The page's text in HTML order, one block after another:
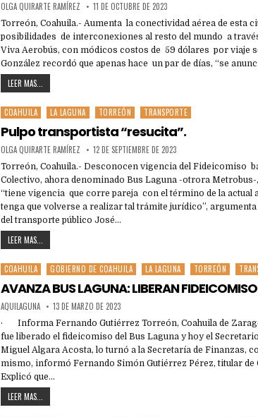
OLGA QUIRARTE RAMÍREZ 11 DE OCTUBRE DE 2023
Torreón, Coahuila.- Aumenta la conectividad aérea de esta
posibilidades de interconexiones al resto del mundo a
Viva Aerobús, con módicos costos de 59 dólares por viaje
González recordó que apenas hace un par de días, “se
LEER MAS...
Posted
in
COAHUILA LA LAGUNA TORREÓN TRANSPORTE
Pulpo transportista “resucita”.
OLGA QUIRARTE RAMÍREZ 12 DE SEPTIEMBRE DE 2023
Torreón, Coahuila.- Desconocen vigencia del Fideicomiso
Colectivo, ahora denominado Bus Laguna -otrora
“tiene vigencia que corre pareja con el término de la actual
tenga que volverse a realizar tal trámite jurídico”,
del transporte público José…
LEER MAS...
Posted
in
COAHUILA GOBIERNO DE COAHUILA LA LAGUNA TORREÓN
AVANZA BUS LAGUNA: LIBERAN
AQUILAGUNA 13 DE MARZO DE 2023
· Informa Fernando Gutiérrez Torreón, Coahuila de
fue liberado el fideicomiso del Bus Laguna y hoy el
Miguel Algara Acosta, lo turnó a la Secretaría de Finanzas,
mismo, informó Fernando Simón Gutiérrez Pérez, titular
Explicó que…
LEER MAS...